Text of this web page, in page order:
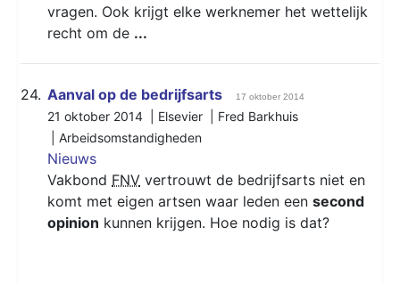
vragen. Ook krijgt elke werknemer het wettelijk
recht om de ...
24. Aanval op de bedrijfsarts 17 oktober 2014
21 oktober 2014 | Elsevier | Fred Barkhuis
Arbeidsomstandigheden
Nieuws
Vakbond FNV vertrouwt de bedrijfsarts niet en
komt met eigen artsen waar leden een second
opinion kunnen krijgen. Hoe nodig is dat?